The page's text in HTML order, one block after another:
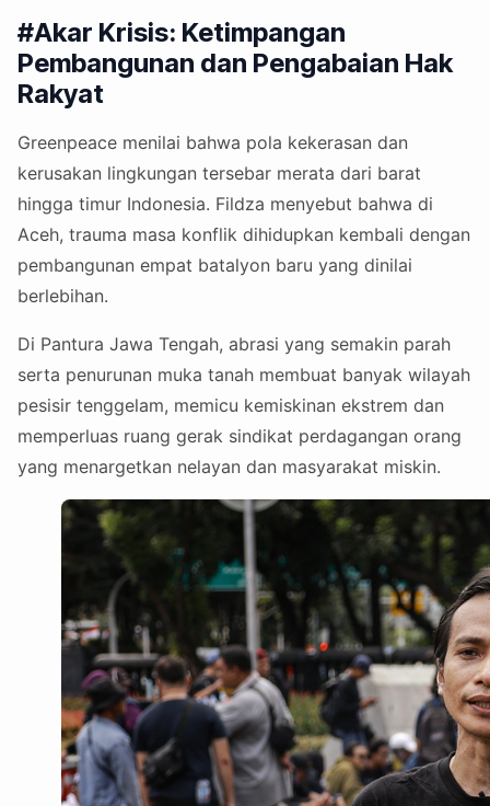
#Akar Krisis: Ketimpangan
Pembangunan dan Pengabaian Hak
Rakyat
Greenpeace menilai bahwa pola kekerasan dan
kerusakan lingkungan tersebar merata dari barat
hingga timur Indonesia. Fildza menyebut bahwa di
Aceh, trauma masa konflik dihidupkan kembali dengan
pembangunan empat batalyon baru yang dinilai
berlebihan.
Di Pantura Jawa Tengah, abrasi yang semakin parah
serta penurunan muka tanah membuat banyak wilayah
pesisir tenggelam, memicu kemiskinan ekstrem dan
memperluas ruang gerak sindikat perdagangan orang
yang menargetkan nelayan dan masyarakat miskin.